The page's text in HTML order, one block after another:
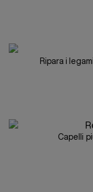
Ripara i
Capelli